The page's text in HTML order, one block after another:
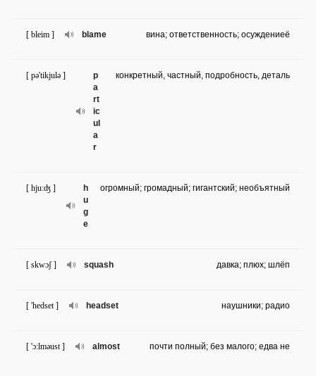
blame
[ bleim ] вина; ответственность; осуждениеё
p
a
rt
ic
ul
a
r
[ pə'tikjulə ] конкретный, частный, подробность, деталь
h
u
g
e
[ hju:ʤ ] огромный; громадный; гигантский; необъятный
squash
[ skwɔʃ ] давка; плюх; шлёп
headset
[ 'hedset ] наушники; радио
almost
[ 'ɔ:lməust ] почти полный; без малого; едва не